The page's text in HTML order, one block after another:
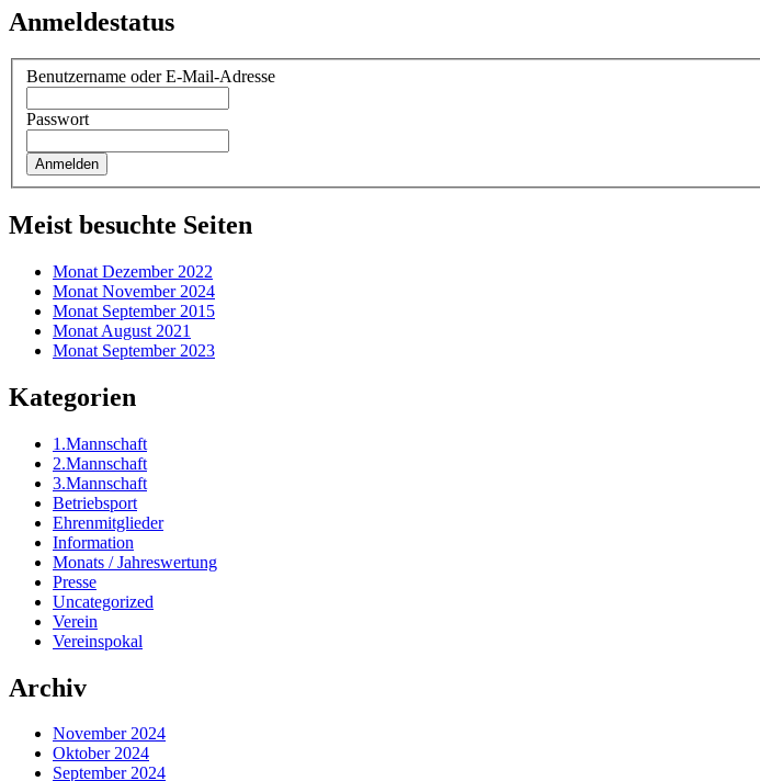
Anmeldestatus
Benutzername oder E-Mail-Adresse
Passwort
Meist besuchte Seiten
Monat Dezember 2022
Monat November 2024
Monat September 2015
Monat August 2021
Monat September 2023
Kategorien
1.Mannschaft
2.Mannschaft
3.Mannschaft
Betriebsport
Ehrenmitglieder
Information
Monats / Jahreswertung
Presse
Uncategorized
Verein
Vereinspokal
Archiv
November 2024
Oktober 2024
September 2024